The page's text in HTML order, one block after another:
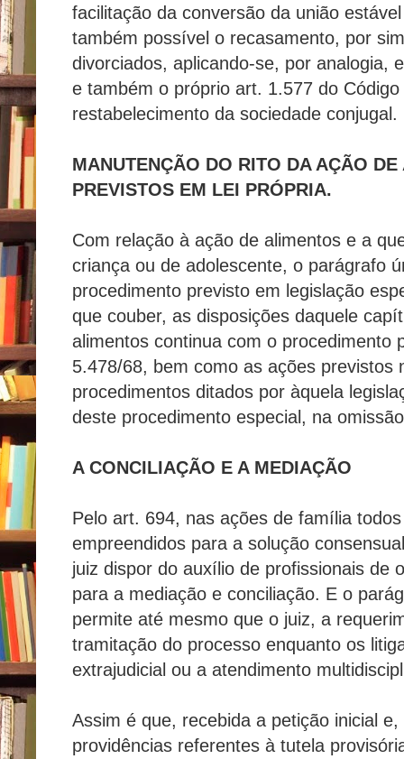
facilitação da conversão da união
também possível o recasamento, por
divorciados, aplicando-se, por analogia,
e também o próprio art. 1.577 do
restabelecimento da sociedade conjugal.
MANUTENÇÃO DO RITO DA AÇÃO
PREVISTOS EM LEI PRÓPRIA.
Com relação à ação de alimentos e a
criança ou de adolescente, o parágrafo
procedimento previsto em legislação
que couber, as disposições daquele
alimentos continua com o procedimento
5.478/68, bem como as ações
procedimentos ditados por àquela
deste procedimento especial, na
A CONCILIAÇÃO E A MEDIAÇÃO
Pelo art. 694, nas ações de família
empreendidos para a solução
juiz dispor do auxílio de profissionais de
para a mediação e conciliação. E o
permite até mesmo que o juiz, a
tramitação do processo enquanto os
extrajudicial ou a atendimento
Assim é que, recebida a petição inicial
providências referentes à tutela